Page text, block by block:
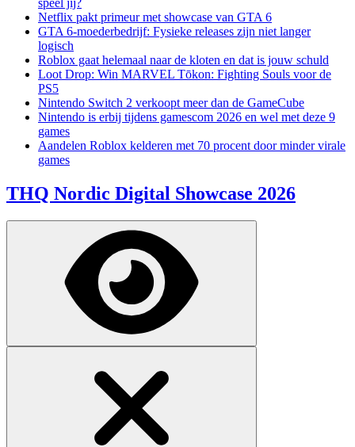
speel jij?
Netflix pakt primeur met showcase van GTA 6
GTA 6-moederbedrijf: Fysieke releases zijn niet langer
logisch
Roblox gaat helemaal naar de kloten en dat is jouw schuld
Loot Drop: Win MARVEL Tōkon: Fighting Souls voor de
PS5
Nintendo Switch 2 verkoopt meer dan de GameCube
Nintendo is erbij tijdens gamescom 2026 en wel met deze 9
games
Aandelen Roblox kelderen met 70 procent door minder virale
games
THQ Nordic Digital Showcase 2026